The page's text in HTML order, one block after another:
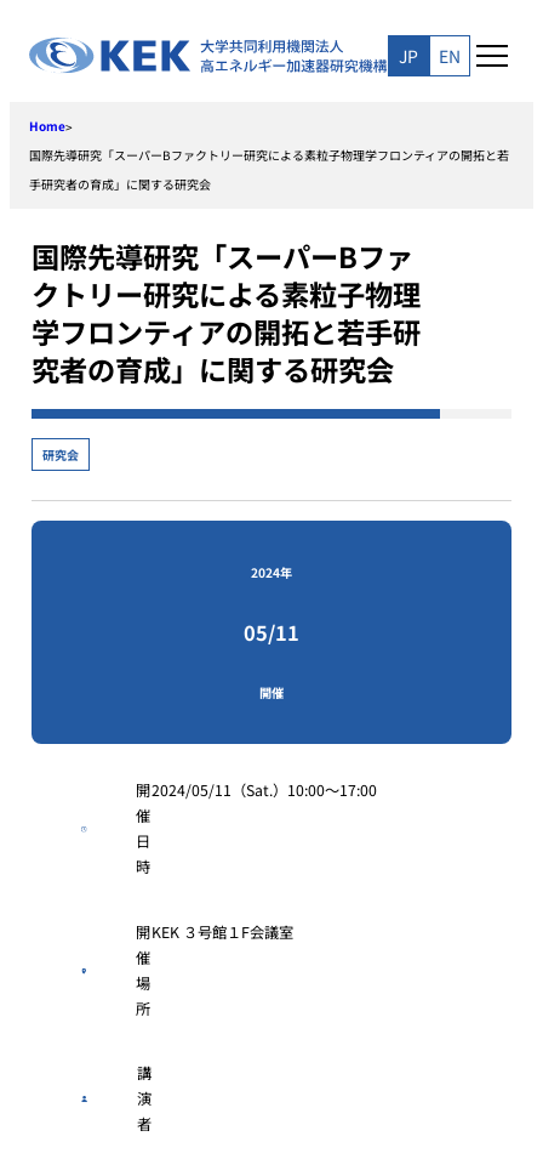
content
JP EN
Home>
国際先導研究「スーパーBファクトリー研究による素粒子物理学フロンティアの開拓と若
手研究者の育成」に関する研究会
国際先導研究「スーパーBファ
クトリー研究による素粒子物理
学フロンティアの開拓と若手研
究者の育成」に関する研究会
研究会
2024年
05/11
開催
開
催
日
時
2024/05/11（Sat.）10:00〜17:00
開
催
場
所
KEK ３号館１F会議室
講
演
者